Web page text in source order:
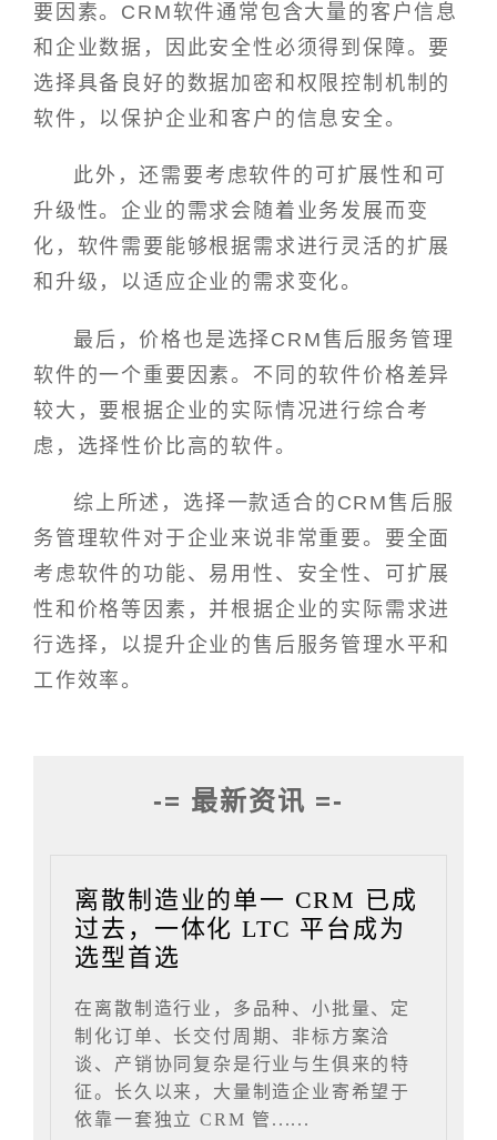
要因素。CRM软件通常包含大量的客户信息
和企业数据，因此安全性必须得到保障。要
选择具备良好的数据加密和权限控制机制的
软件，以保护企业和客户的信息安全。
此外，还需要考虑软件的可扩展性和可
升级性。企业的需求会随着业务发展而变
化，软件需要能够根据需求进行灵活的扩展
和升级，以适应企业的需求变化。
最后，价格也是选择CRM售后服务管理
软件的一个重要因素。不同的软件价格差异
较大，要根据企业的实际情况进行综合考
虑，选择性价比高的软件。
综上所述，选择一款适合的CRM售后服
务管理软件对于企业来说非常重要。要全面
考虑软件的功能、易用性、安全性、可扩展
性和价格等因素，并根据企业的实际需求进
行选择，以提升企业的售后服务管理水平和
工作效率。
-= 最新资讯 =-
离散制造业的单一 CRM 已成
过去，一体化 LTC 平台成为
选型首选
在离散制造行业，多品种、小批量、定
制化订单、长交付周期、非标方案洽
谈、产销协同复杂是行业与生俱来的特
征。长久以来，大量制造企业寄希望于
依靠一套独立 CRM 管......